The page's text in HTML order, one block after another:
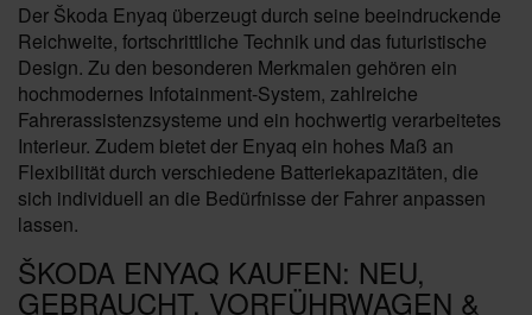
Der Škoda Enyaq überzeugt durch seine beeindruckende
Reichweite, fortschrittliche Technik und das futuristische
Design. Zu den besonderen Merkmalen gehören ein
hochmodernes Infotainment-System, zahlreiche
Fahrerassistenzsysteme und ein hochwertig verarbeitetes
Interieur. Zudem bietet der Enyaq ein hohes Maß an
Flexibilität durch verschiedene Batteriekapazitäten, die
sich individuell an die Bedürfnisse der Fahrer anpassen
lassen.
ŠKODA ENYAQ KAUFEN: NEU,
GEBRAUCHT, VORFÜHRWAGEN &